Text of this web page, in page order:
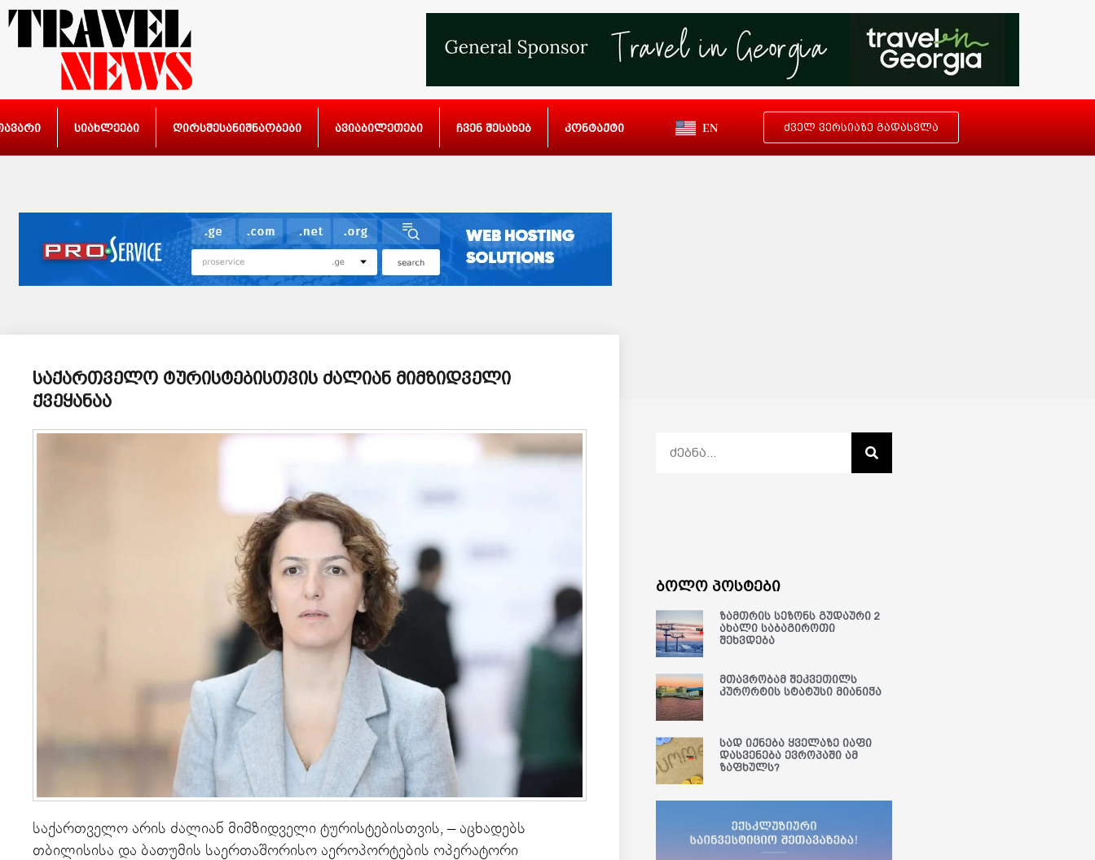
სიახლეები ღირსშესანიშნაობები ავიაბილეთები ჩვენ შესახებ კონტაქტი EN ძველ ვერსიაზე გადასვლა
საქართველო ტურისტებისთვის ძალიან მიმზიდველი
ქვეყანაა
საქართველო არის ძალიან მიმზიდველი ტურისტებისთვის, – აცხადებს
თბილისისა და ბათუმის საერთაშორისო აეროპორტების ოპერატორი
ბოლო პოსტები
ზამთრის სეზონს გუდაური 2
ახალი საბაგიროთი
შეხვდება
მთავრობამ შეკვეთილს
კურორტის სტატუსი მიანიჭა
სად იქნება ყველაზე იაფი
დასვენება ევროპაში ამ
ზაფხულს?